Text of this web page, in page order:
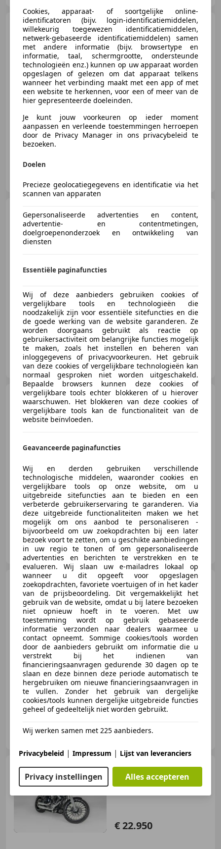
Harley-Davidson Street
Glide FLHXS Special Solid
€ 19.950
01/2015 40.524 km - Brandstof 64 kW (87 PK)
Harley-Davidson Fat
Boy FLSTFB 103 LO
03/2015 31.087 km Benzine 59 kW (80 PK)
Big-Rivers Harley-Davidson
NL-6666 MC HETEREN
Harley-Davidson Pan
AmericaRA1250ST ST Billiard
Grey
€ 20.595
01/2025 1 km - Brandstof 110 kW (150 PK)
Big-Rivers Harley-Davidson
NL-6666 MC HETEREN
Harley-Davidson Street
Bob FXBBS 107
€ 21.950
01/2020 14.649 km - Brandstof 64 kW (87 PK)
Big-Rivers Harley-Davidson
NL-6666 MC HETEREN
Harley-Davidson
FXSB103HDI
€ 22.950
Cookies, apparaat- of soortgelijke online-
identificatoren (bijv. login-identificatiemiddelen,
willekeurig toegewezen identificatiemiddelen,
netwerk-gebaseerde identificatiemiddelen) samen
met andere informatie (bijv. browsertype en
informatie, taal, schermgrootte, ondersteunde
technologieën enz.) kunnen op uw apparaat worden
opgeslagen of gelezen om dat apparaat telkens
wanneer het verbinding maakt met een app of met
een website te herkennen, voor een of meer van de
hier gepresenteerde doeleinden.
Je kunt jouw voorkeuren op ieder moment
aanpassen en verleende toestemmingen herroepen
door de Privacy Manager in ons privacybeleid te
bezoeken.
Doelen
Precieze geolocatiegegevens en identificatie via het
scannen van apparaten
Gepersonaliseerde advertenties en content,
advertentie- en contentmetingen,
doelgroepenonderzoek en ontwikkeling van
diensten
Essentiële paginafuncties
Wij of deze aanbieders gebruiken cookies of
vergelijkbare tools en technologieën die
noodzakelijk zijn voor essentiële sitefuncties en die
de goede werking van de website garanderen. Ze
worden doorgaans gebruikt als reactie op
gebruikersactiviteit om belangrijke functies mogelijk
te maken, zoals het instellen en beheren van
inloggegevens of privacyvoorkeuren. Het gebruik
van deze cookies of vergelijkbare technologieën kan
normaal gesproken niet worden uitgeschakeld.
Bepaalde browsers kunnen deze cookies of
vergelijkbare tools echter blokkeren of u hierover
waarschuwen. Het blokkeren van deze cookies of
vergelijkbare tools kan de functionaliteit van de
website beïnvloeden.
Geavanceerde paginafuncties
Wij en derden gebruiken verschillende
technologische middelen, waaronder cookies en
vergelijkbare tools op onze website, om u
uitgebreide sitefuncties aan te bieden en een
verbeterde gebruikerservaring te garanderen. Via
deze uitgebreide functionaliteiten maken we het
mogelijk om ons aanbod te personaliseren -
bijvoorbeeld om uw zoekopdrachten bij een later
bezoek voort te zetten, om u geschikte aanbiedingen
in uw regio te tonen of om gepersonaliseerde
advertenties en berichten te verstrekken en te
evalueren. Wij slaan uw e-mailadres lokaal op
wanneer u dit opgeeft voor opgeslagen
zoekopdrachten, favoriete voertuigen of in het kader
van de prijsbeoordeling. Dit vergemakkelijkt het
gebruik van de website, omdat u bij latere bezoeken
niet opnieuw hoeft in te voeren. Met uw
toestemming wordt op gebruik gebaseerde
informatie verzonden naar dealers waarmee u
contact opneemt. Sommige cookies/tools worden
door de aanbieders gebruikt om informatie die u
verstrekt bij het indienen van
financieringsaanvragen gedurende 30 dagen op te
slaan en deze binnen deze periode automatisch te
hergebruiken om nieuwe financieringsaanvragen in
te vullen. Zonder het gebruik van dergelijke
cookies/tools kunnen dergelijke uitgebreide functies
geheel of gedeeltelijk niet worden gebruikt.
Wij werken samen met 225 aanbieders.
Privacybeleid | Impressum | Lijst van leveranciers
Privacy instellingen Alles accepteren